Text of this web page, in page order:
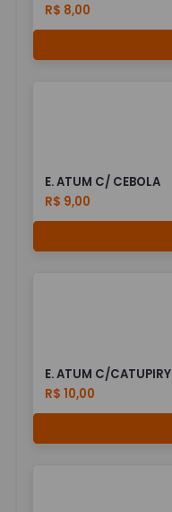
R$ 8,00
E. ATUM C/ CEBOLA
R$ 9,00
E. ATUM C/CATUPIRY
R$ 10,00